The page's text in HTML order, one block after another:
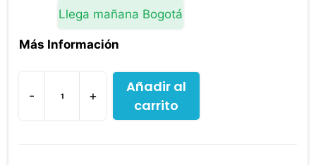
$41,600.00. $38,900.00.
Llega mañana Bogotá
Más Información
-
Desodorantes
Nivea
+
Añadir al
carrito